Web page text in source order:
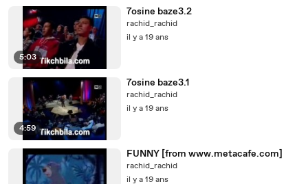
5:03
7osine baze3.2
rachid_rachid
il y a 19 ans
4:59
7osine baze3.1
rachid_rachid
il y a 19 ans
FUNNY [from www.metacafe.com]
rachid_rachid
il y a 19 ans